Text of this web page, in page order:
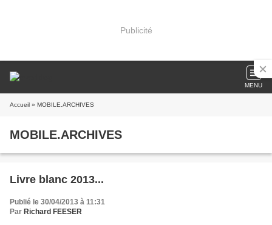
Publicité
MENU
Accueil » MOBILE.ARCHIVES
MOBILE.ARCHIVES
Livre blanc 2013...
Publié le 30/04/2013 à 11:31
Par Richard FEESER